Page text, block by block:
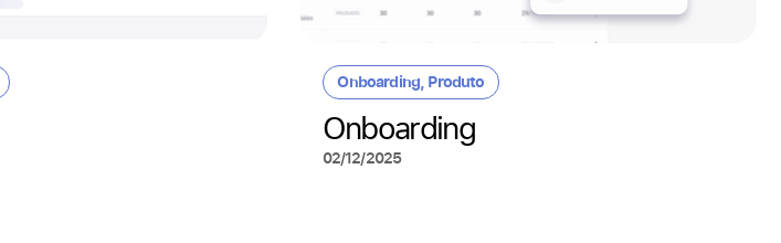
Onboarding, Produto
Onboarding
02/12/2025